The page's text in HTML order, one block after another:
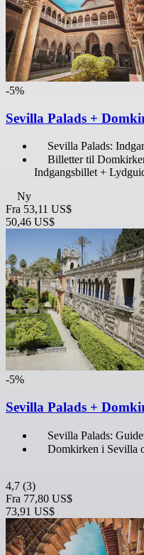
-5%
Sevilla Palads +
Sevilla Palads:
Billetter til
Indgangsbillet +
Ny
Fra 53,11 US$
50,46 US$
-5%
Sevilla Palads +
Sevilla Palads:
Domkirken i Sevilla
4,7 (3)
Fra 77,80 US$
73,91 US$